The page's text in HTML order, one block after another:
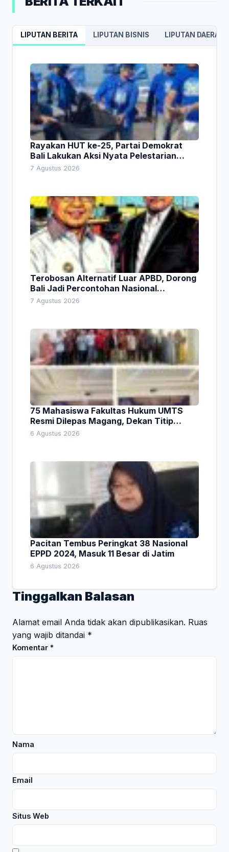
LIPUTAN BERITA LIPUTAN BISNIS LIPUTAN DAERAH
Rayakan HUT ke-25, Partai Demokrat
Bali Lakukan Aksi Nyata Pelestarian
Lingkungan
7 Agustus 2026
Terobosan Alternatif Luar APBD, Dorong
Bali Jadi Percontohan Nasional
Pembiayaan Daerah
7 Agustus 2026
75 Mahasiswa Fakultas Hukum UMTS
Resmi Dilepas Magang, Dekan Titip
Empat Pesan Penting
6 Agustus 2026
Pacitan Tembus Peringkat 38 Nasional
EPPD 2024, Masuk 11 Besar di Jatim
6 Agustus 2026
Tinggalkan Balasan
Alamat email Anda tidak akan dipublikasikan. Ruas
yang wajib ditandai *
Komentar *
Nama
Email
Situs Web